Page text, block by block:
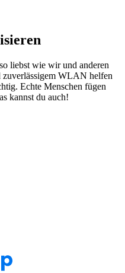
liebst wie wir und anderen
zuverlässigem WLAN helfen
Echte Menschen fügen
kannst du auch!